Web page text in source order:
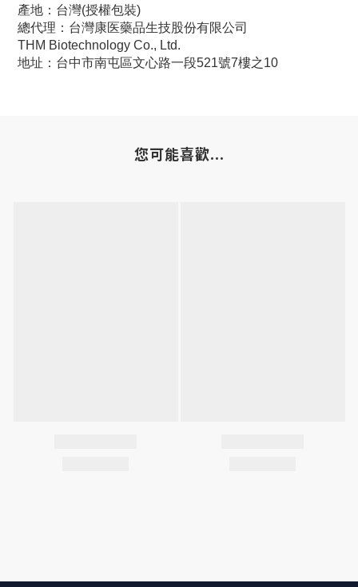
產地：台灣(授權包裝)
總代理：台灣康医藥品生技股份有限公司
THM Biotechnology Co., Ltd.
地址：台中市南屯區文心路一段521號7樓之10
您可能喜歡...